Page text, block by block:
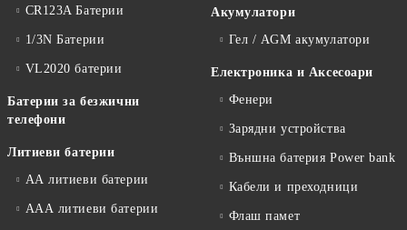
CR123A Батерии
1/3N Батерии
VL2020 батерии
Батерии за безжични
телефони
Литиеви батерии
АА литиеви батерии
ААА литиеви батерии
Акумулатори
Гел / AGM акумулатори
Електроника и Аксесоари
Фенери
Зарядни устройства
Външна батерия Power bank
Кабели и преходници
Флаш памет